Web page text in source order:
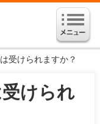
受けられますか？
けられ